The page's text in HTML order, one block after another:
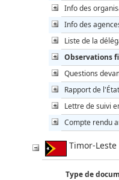
Info des
Info des
Liste de la
Observations
Questions
Rapport de
Lettre de suivi
Compte rendu
Timor-Leste
Type de